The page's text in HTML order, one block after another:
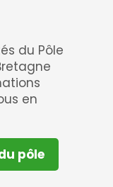
du Pôle
en
pôle